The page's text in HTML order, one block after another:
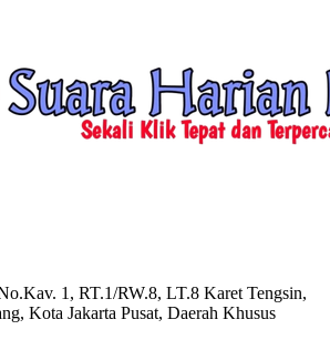
1, RT.1/RW.8, LT.8 Karet Tengsin,
Kota Jakarta Pusat, Daerah Khusus